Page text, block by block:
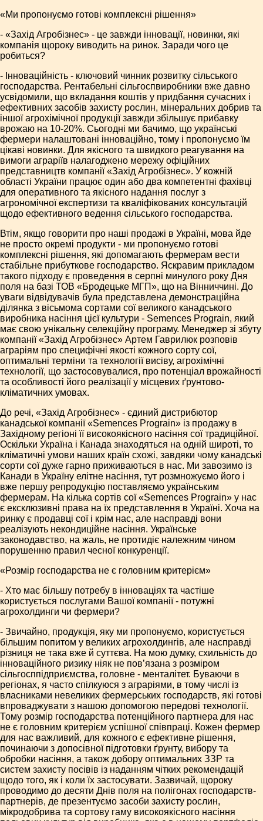
«Ми пропонуємо готові комплексні рішення»
- «Захід Агробізнес» - це завжди інновації, новинки, які
компанія щороку виводить на ринок. Заради чого це
робиться?
- Інноваційність - ключовий чинник розвитку сільського
господарства. Рентабельні сільгоспвиробники вже давно
усвідомили, що вкладання коштів у придбання сучасних і
ефективних засобів захисту рослин, мінеральних добрив та
іншої агрохімічної продукції завжди збільшує прибавку
врожаю на 10-20%. Сьогодні ми бачимо, що українські
фермери налаштовані інноваційно, тому і пропонуємо їм
цікаві новинки. Для якісного та швидкого реагування на
вимоги аграріїв налагоджено мережу офіційних
представництв компанії «Захід Агробізнес». У кожній
області України працює один або два компетентні фахівці
для оперативного та якісного надання послуг з
агрономічної експертизи та кваліфікованих консультацій
щодо ефективного ведення сільського господарства.
Втім, якщо говорити про наші продажі в Україні, мова йде
не просто окремі продукти - ми пропонуємо готові
комплексні рішення, які допомагають фермерам вести
стабільне прибуткове господарство. Яскравим прикладом
такого підходу є проведення в серпні минулого року Дня
поля на базі ТОВ «Бродецьке МГП», що на Вінниччині. До
уваги відвідувачів була представлена демонстраційна
ділянка з вісьмома сортами сої великого канадського
виробника насіння цієї культури - Semences Prograin, який
має свою унікальну селекційну програму. Менеджер зі збуту
компанії «Захід Агробізнес» Артем Гаврилюк розповів
аграріям про специфічні якості кожного сорту сої,
оптимальні терміни та технології висіву, агрохімічні
технології, що застосовувалися, про потенціал врожайності
та особливості його реалізації у місцевих ґрунтово-
кліматичних умовах.
До речі, «Захід Агробізнес» - єдиний дистрибютор
канадської компанії «Semences Prograin» із продажу в
Західному регіоні її високоякісного насіння сої традиційної.
Оскільки Україна і Канада знаходяться на одній широті, то
кліматичні умови наших країн схожі, завдяки чому канадські
сорти сої дуже гарно приживаються в нас. Ми завозимо із
Канади в Україну елітне насіння, тут розмножуємо його і
вже першу репродукцію поставляємо українським
фермерам. На кілька сортів сої «Semences Prograin» у нас
є ексклюзивні права на їх представлення в Україні. Хоча на
ринку є продавці сої і крім нас, але насправді вони
реалізують некондиційне насіння. Українське
законодавство, на жаль, не протидіє належним чином
порушенню правил чесної конкуренції.
«Розмір господарства не є головним критерієм»
- Хто має більшу потребу в інноваціях та частіше
користується послугами Вашої компанії - потужні
агрохолдинги чи фермери?
- Звичайно, продукція, яку ми пропонуємо, користується
більшим попитом у великих агрохолдингів, але насправді
різниця не така вже й суттєва. На мою думку, схильність до
інноваційного ризику ніяк не пов’язана з розміром
сільгосппідприємства, головне - менталітет. Буваючи в
регіонах, я часто спілкуюся з аграріями, в тому числі із
власниками невеликих фермерських господарств, які готові
впроваджувати з нашою допомогою передові технології.
Тому розмір господарства потенційного партнера для нас
не є головним критерієм успішної співпраці. Кожен фермер
для нас важливий, для кожного є ефективне рішення,
починаючи з допосівної підготовки ґрунту, вибору та
обробки насіння, а також добору оптимальних ЗЗР та
систем захисту посівів із наданням чітких рекомендацій
щодо того, як і коли їх застосувати. Зазвичай, щороку
проводимо до десяти Днів поля на полігонах господарств-
партнерів, де презентуємо засоби захисту рослин,
мікродобрива та сортову гаму високоякісного насіння